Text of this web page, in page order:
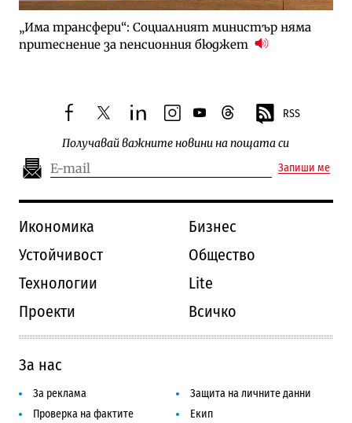
„Има трансфери“: Социалният министър няма
притеснение за пенсионния бюджет
facebooktwitterlinkedininstagram
youtubethreads RSS
Получавай важните новини на пощата си
Запиши ме
Икономика
Бизнес
Устойчивост
Общество
Технологии
Lite
Проекти
Всичко
За нас
За реклама
Защита на личните данни
Проверка на фактите
Екип